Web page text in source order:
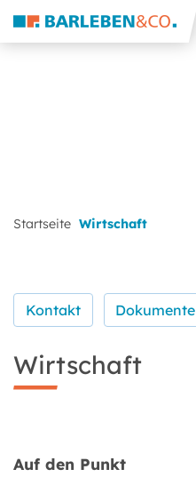
Startseite Wirtschaft
Kontakt Dokumente
Wirtschaft
Auf den Punkt